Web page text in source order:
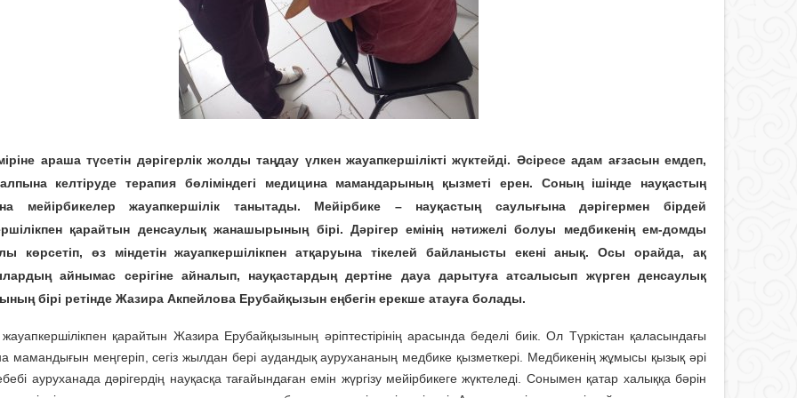
араша түсетін дәрігерлік жолды таңдау үлкен жауапкершілікті жүктейді. Әсіресе адам ағзасын емдеп,
келтіруде терапия бөліміндегі медицина мамандарының қызметі ерен. Соның ішінде науқастың
мейірбикелер жауапкершілік танытады.
Мейірбике – науқастың саулығына дәрігермен бірдей
қарайтын денсаулық жанашырының бірі. Дәрігер емінің нәтижелі болуы медбикенің ем-домды
көрсетіп, өз міндетін жауапкершілікпен атқаруына тікелей байланысты екені анық. Осы орайда, ақ
айнымас серігіне айналып, науқастардың дертіне дауа дарытуға атсалысып жүрген денсаулық
бірі ретінде Жазира Акпейлова Ерубайқызын еңбегін ерекше атауға болады.
жауапкершілікпен қарайтын Жазира Ерубайқызының әріптестірінің арасында беделі биік. Ол Түркістан қаласындағы
мамандығын меңгеріп, сегіз жылдан бері аудандық аурухананың медбике қызметкері. Медбикенің жұмысы қызық әрі
ауруханада дәрігердің науқасқа тағайындаған емін жүргізу мейірбикеге жүктеледі. Сонымен қатар халыққа бәрін